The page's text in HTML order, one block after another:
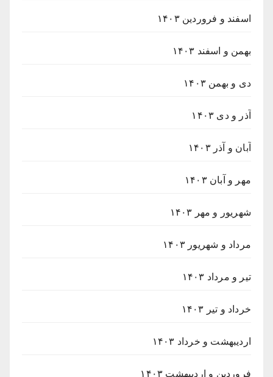
اسفند و فروردین ۱۴۰۳
بهمن و اسفند ۱۴۰۳
دی و بهمن ۱۴۰۳
آذر و دی ۱۴۰۳
آبان و آذر ۱۴۰۳
مهر و آبان ۱۴۰۳
شهریور و مهر ۱۴۰۳
مرداد و شهریور ۱۴۰۳
تیر و مرداد ۱۴۰۳
خرداد و تیر ۱۴۰۳
اردیبهشت و خرداد ۱۴۰۳
فروردین و اردیبهشت ۱۴۰۳